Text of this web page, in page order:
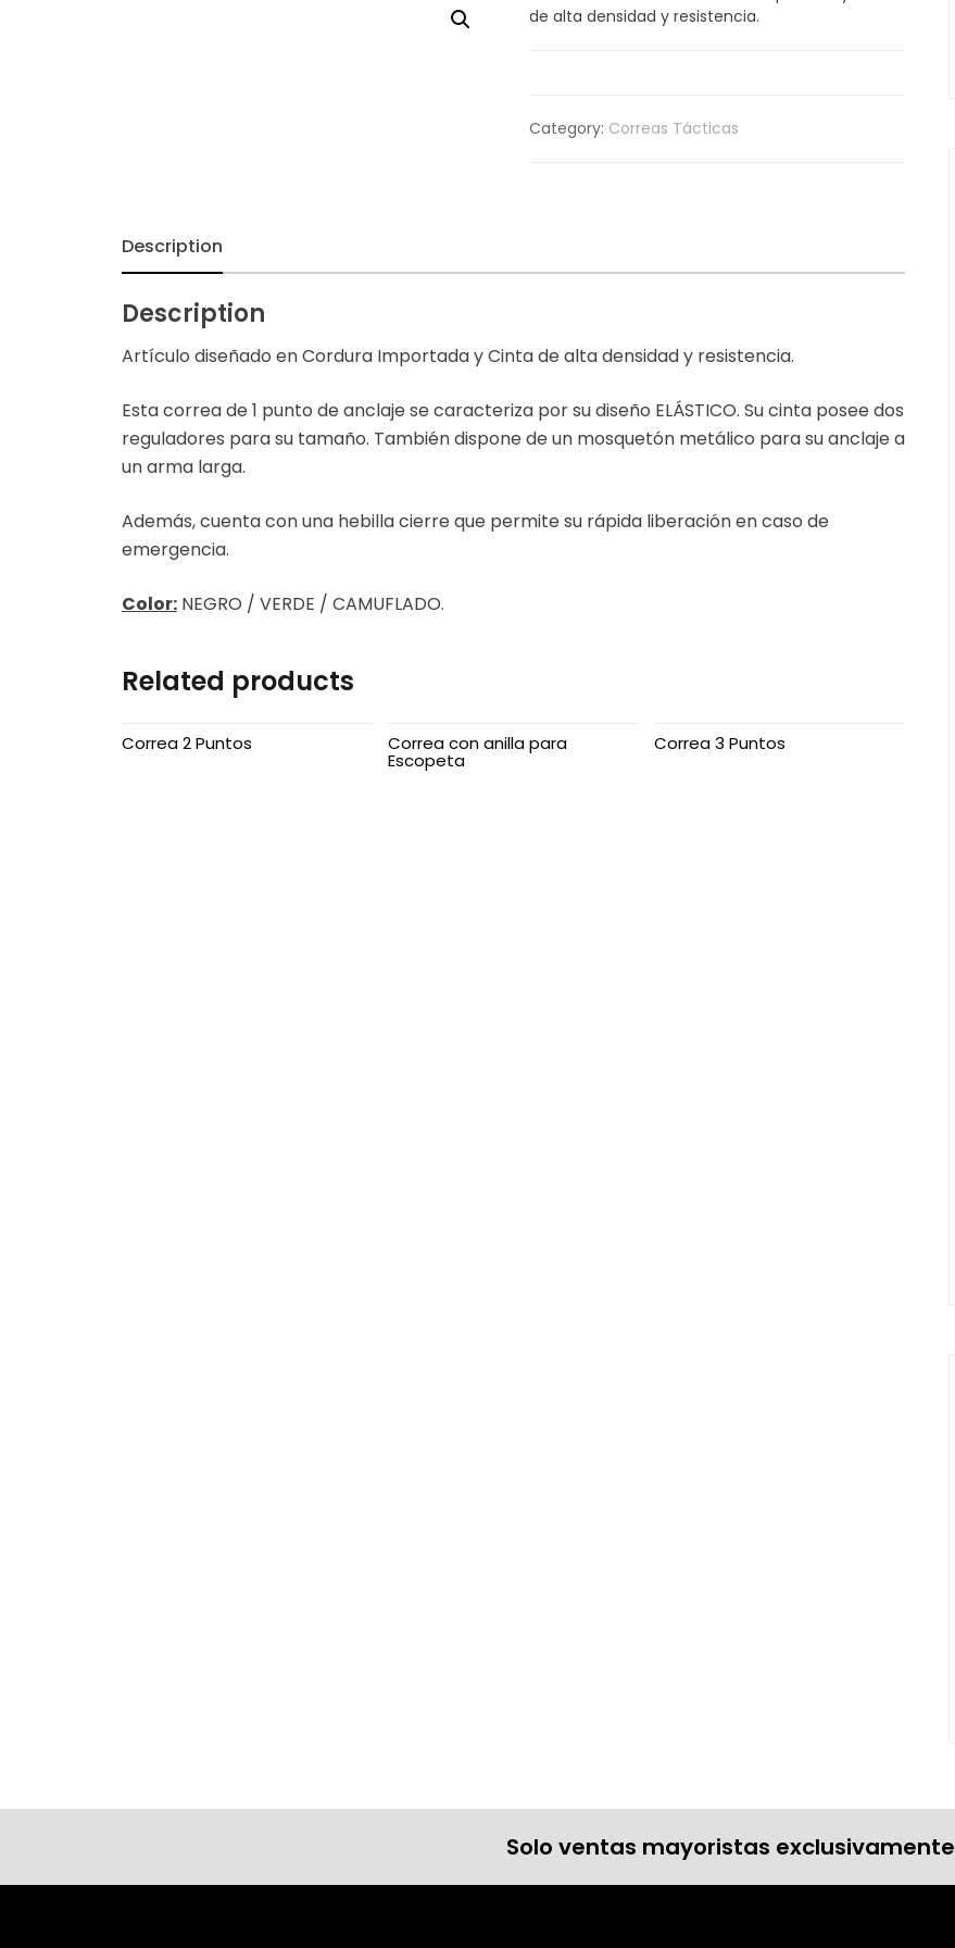
Riñoneras
de alta densidad y resistencia.
Category: Correas Tácticas
Description
Description
Artículo diseñado en Cordura Importada y Cinta de alta densidad y resistencia.
Esta correa de 1 punto de anclaje se caracteriza por su diseño ELÁSTICO. Su cinta posee dos
reguladores para su tamaño. También dispone de un mosquetón metálico para su anclaje a
un arma larga.
Además, cuenta con una hebilla cierre que permite su rápida liberación en caso de
emergencia.
Color: NEGRO / VERDE / CAMUFLADO.
Related products
Correa 2 Puntos Correa con anilla para
Escopeta
Correa 3 Puntos
Solo ventas mayoristas exclusivamente